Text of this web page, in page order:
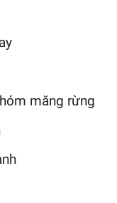
măng rừng